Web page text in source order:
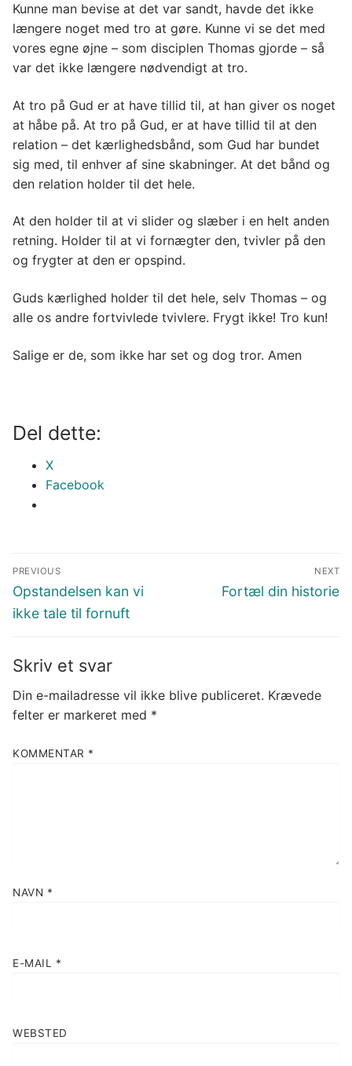
Kunne man bevise at det var sandt, havde det ikke
længere noget med tro at gøre. Kunne vi se det med
vores egne øjne – som disciplen Thomas gjorde – så
var det ikke længere nødvendigt at tro.
At tro på Gud er at have tillid til, at han giver os noget
at håbe på. At tro på Gud, er at have tillid til at den
relation – det kærlighedsbånd, som Gud har bundet
sig med, til enhver af sine skabninger. At det bånd og
den relation holder til det hele.
At den holder til at vi slider og slæber i en helt anden
retning. Holder til at vi fornægter den, tvivler på den
og frygter at den er opspind.
Guds kærlighed holder til det hele, selv Thomas – og
alle os andre fortvivlede tvivlere. Frygt ikke! Tro kun!
Salige er de, som ikke har set og dog tror. Amen
Del dette:
X
Facebook
Indlægsnavigation
PREVIOUS
Previous
post:
Opstandelsen kan vi
ikke tale til fornuft
NEXT
Next
Fortæl din historie
Skriv et svar
Din e-mailadresse vil ikke blive publiceret. Krævede
felter er markeret med *
KOMMENTAR *
NAVN *
E-MAIL *
WEBSTED